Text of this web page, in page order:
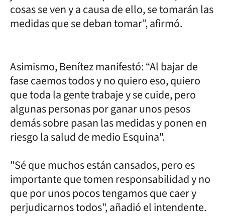
cosas se ven y a causa de ello, se tomarán las
medidas que se deban tomar”, afirmó.
Asimismo, Benítez manifestó: “Al bajar de
fase caemos todos y no quiero eso, quiero
que toda la gente trabaje y se cuide, pero
algunas personas por ganar unos pesos
demás sobre pasan las medidas y ponen en
riesgo la salud de medio Esquina".
"Sé que muchos están cansados, pero es
importante que tomen responsabilidad y no
que por unos pocos tengamos que caer y
perjudicarnos todos", añadió el intendente.